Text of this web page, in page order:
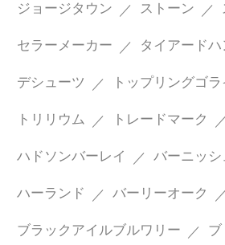
ジョージタウン ストーン
セラーメーカー タイアードハ
デシューツ トップリングゴ
トリリウム トレードマーク
ハドソンバーレイ バーニッシ
ハーランド バーリーオーク
ブラックアイルブルワリー